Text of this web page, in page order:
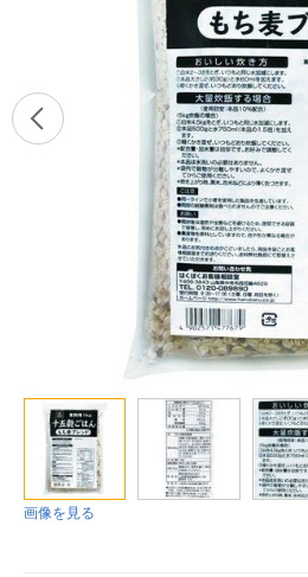
画像を見る